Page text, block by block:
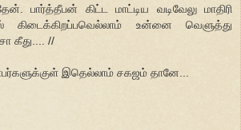
பார்த்தீபன் கிட்ட மாட்டிய வடிவேலு மாதிரி
உன்னை வெளுத்து
கீது.... //
இதெல்லாம் சகஜம் தானே...